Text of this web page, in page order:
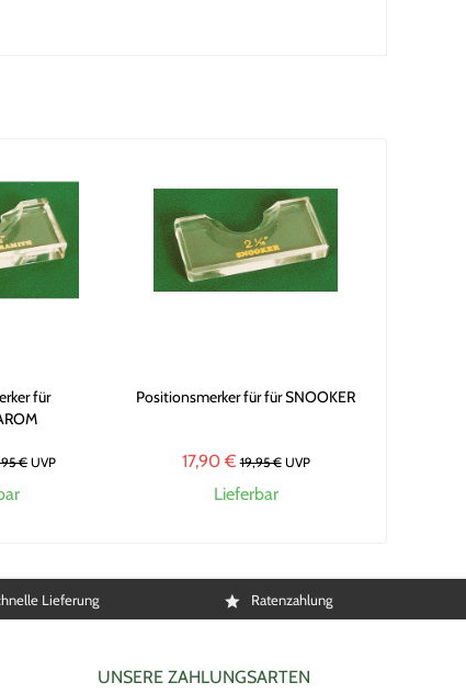
für
€UVP
Positionsmerker für für SNOOKER
17,90 € 19,95 €UVP
Lieferbar
Lieferung Ratenzahlung
UNSERE ZAHLUNGSARTEN